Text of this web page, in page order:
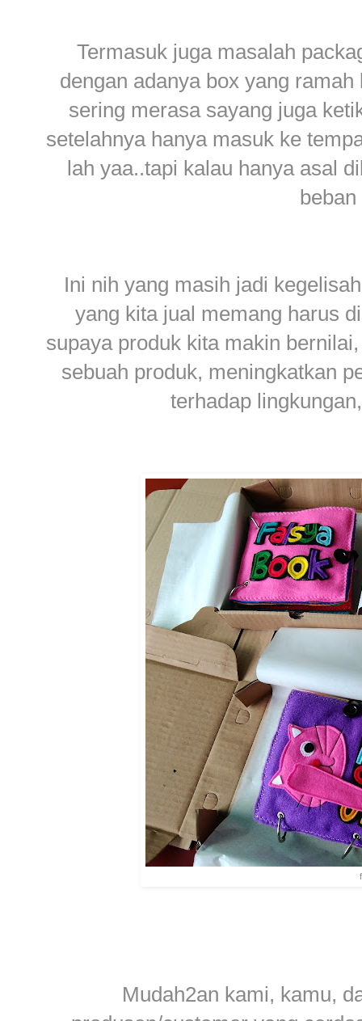
Termasuk juga masalah
dengan adanya box yang
sering merasa sayang juga
setelahnya hanya masuk ke
lah yaa..tapi kalau hanya asal
Ini nih yang masih jadi
yang kita jual memang harus
supaya produk kita makin
sebuah produk, meningkatkan
terhadap
Mudah2an kami, kamu,